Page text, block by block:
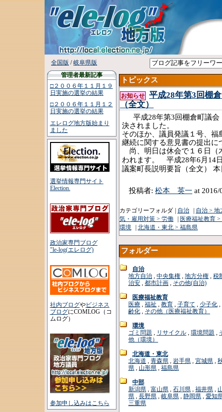
全国版/岐阜県版
管理者最新記事
□２００６年１１月１９
日実施の選挙の結果
□２００６年１１月１２
日実施の選挙の結果
エレログ地方版始まり
ました
選挙情報専門サイト
Election.
政治家専門ブログ
"le-log(エレログ)
社内ブログやビジネス
ブログにCOMLOG（コ
ムログ）
参加申し込みはこちら
トピックス
お知らせ
平成28年第3回棚
（全文）
平成28年第3回棚倉町議
決されました。
そのほか、議員発議１号、
継続に関する意見書の提出
尚、明日は休会で１６日（
われます。
平成28年6月 14
議案町長説明要旨（全文）
投稿者: 松本 英一 at 2016/
カテゴリーフォルダ 自治
自治 > 地
気・雇用対策 > 労働
医療福祉教育 >
環境
北海道・東北 > 福島県
フォルダー
自治
地方自治 , 中央集権 , 地方分権 , 税
治安 , 都市計画 , その他(自治)
医療福祉教育
医療 , 福祉 , 教育 , 子育て , 少子化 ,
齢化 , その他（医療福祉教育）
環境
ゴミ問題 , リサイクル , 環境問題 ,
他（環境）
北海道・東北
北海道 , 青森県 , 岩手県 , 宮城県 ,
県 , 山形県 , 福島県
中部
新潟県 , 富山県 , 石川県 , 福井県 ,
県 , 長野県 , 岐阜県 , 静岡県 , 愛知
三重県